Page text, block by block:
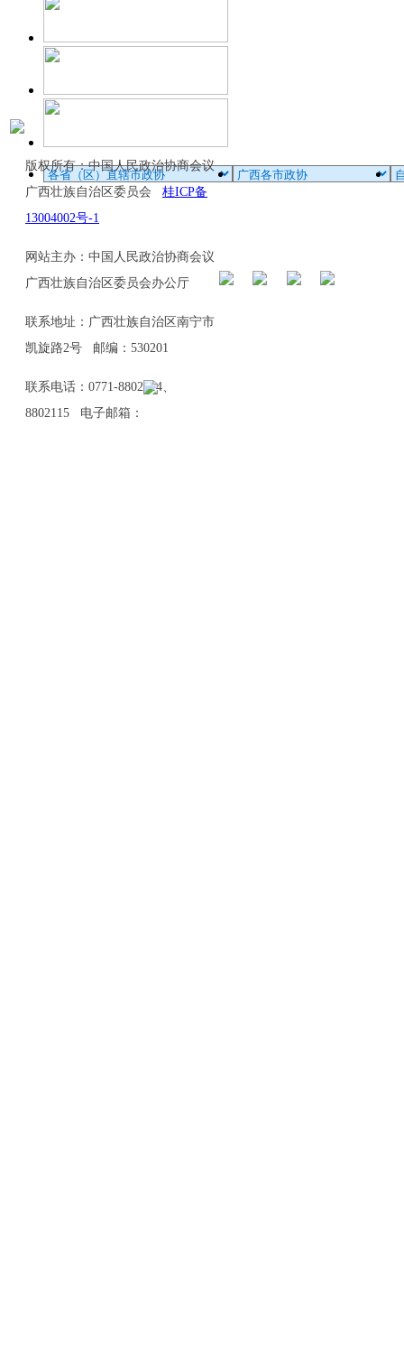
版权所有：中国人民政治协商会议
广西壮族自治区委员会 桂ICP备
13004002号-1
网站主办：中国人民政治协商会议
广西壮族自治区委员会办公厅
联系地址：广西壮族自治区南宁市
凯旋路2号 邮编：530201
联系电话：0771-8802114、
8802115 电子邮箱：